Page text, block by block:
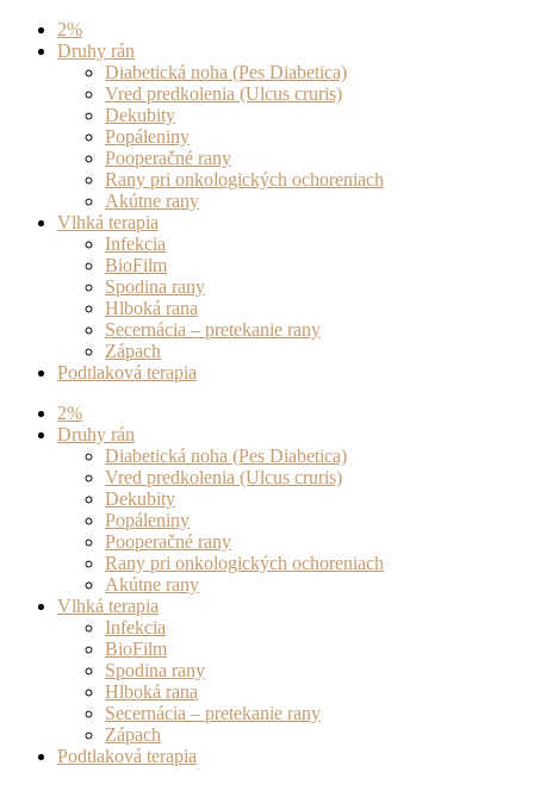
Preskočiť
2%
Druhy rán
Diabetická noha (Pes Diabetica)
Vred predkolenia (Ulcus cruris)
Dekubity
Popáleniny
Pooperačné rany
Rany pri onkologických ochoreniach
Akútne rany
Vlhká terapia
Infekcia
BioFilm
Spodina rany
Hlboká rana
Secernácia – pretekanie rany
Zápach
Podtlaková terapia
2%
Druhy rán
Diabetická noha (Pes Diabetica)
Vred predkolenia (Ulcus cruris)
Dekubity
Popáleniny
Pooperačné rany
Rany pri onkologických ochoreniach
Akútne rany
Vlhká terapia
Infekcia
BioFilm
Spodina rany
Hlboká rana
Secernácia – pretekanie rany
Zápach
Podtlaková terapia